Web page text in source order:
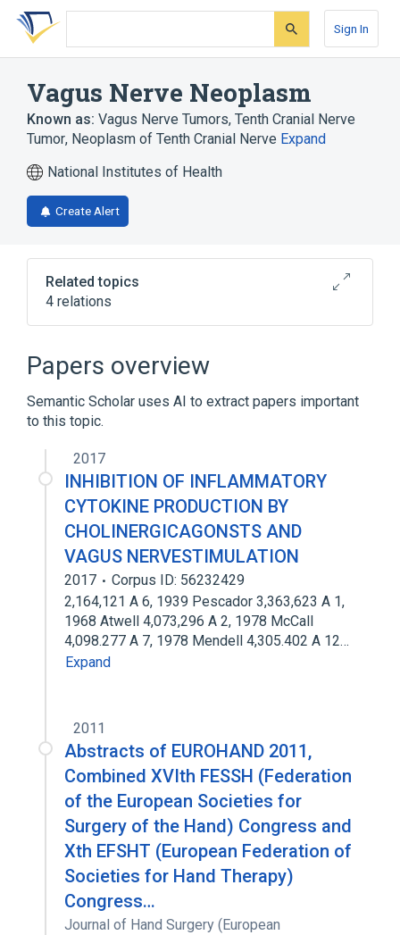
Skip
search
Skip
Skip
account
Sign In
Vagus Nerve Neoplasm
Known as: Vagus Nerve Tumors, Tenth Cranial Nerve
Tumor, Neoplasm of Tenth Cranial Nerve Expand
National Institutes of Health
Create Alert
Related topics
4 relations
Cranial Nerves
Neoplastic Cell
Nervous system structure
Vagus nerve structure
Papers overview
Semantic Scholar uses AI to extract papers important
to this topic.
2017
INHIBITION OF INFLAMMATORY
CYTOKINE PRODUCTION BY
CHOLINERGICAGONSTS AND
VAGUS NERVESTIMULATION
2017
Corpus ID: 56232429
2,164,121 A 6, 1939 Pescador 3,363,623 A 1,
1968 Atwell 4,073,296 A 2, 1978 McCall
4,098.277 A 7, 1978 Mendell 4,305.402 A 12…
Expand
2011
Abstracts of EUROHAND 2011,
Combined XVIth FESSH (Federation
of the European Societies for
Surgery of the Hand) Congress and
Xth EFSHT (European Federation of
Societies for Hand Therapy)
Congress…
Journal of Hand Surgery (European